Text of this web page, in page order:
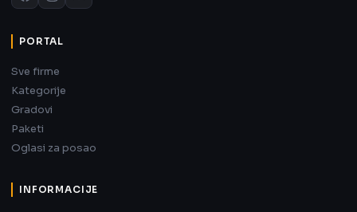
PORTAL
Sve firme
Kategorije
Gradovi
Paketi
Oglasi za posao
INFORMACIJE